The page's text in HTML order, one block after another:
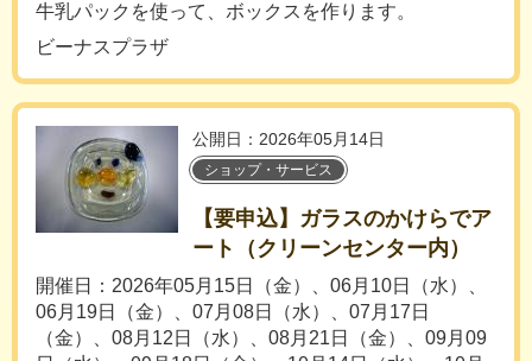
牛乳パックを使って、ボックスを作ります。
ビーナスプラザ
公開日：2026年05月14日
ショップ・サービス
【要申込】ガラスのかけらでア
ート（クリーンセンター内）
開催日：2026年05月15日（金）、06月10日（水）、
06月19日（金）、07月08日（水）、07月17日
（金）、08月12日（水）、08月21日（金）、09月09